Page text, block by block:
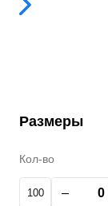
Размеры
Кол-во
100 –